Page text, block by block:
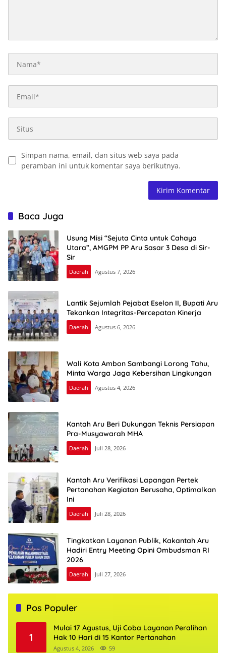
Simpan nama, email, dan situs web saya pada
peramban ini untuk komentar saya berikutnya.
Baca Juga
Usung Misi “Sejuta Cinta untuk Cahaya
Utara”, AMGPM PP Aru Sasar 3 Desa di Sir-
Sir
Daerah Agustus 7, 2026
Lantik Sejumlah Pejabat Eselon II, Bupati Aru
Tekankan Integritas-Percepatan Kinerja
Daerah Agustus 6, 2026
Wali Kota Ambon Sambangi Lorong Tahu,
Minta Warga Jaga Kebersihan Lingkungan
Daerah Agustus 4, 2026
Kantah Aru Beri Dukungan Teknis Persiapan
Pra-Musyawarah MHA
Daerah Juli 28, 2026
Kantah Aru Verifikasi Lapangan Pertek
Pertanahan Kegiatan Berusaha, Optimalkan
Ini
Daerah Juli 28, 2026
Tingkatkan Layanan Publik, Kakantah Aru
Hadiri Entry Meeting Opini Ombudsman RI
2026
Daerah Juli 27, 2026
Pos Populer
1
Mulai 17 Agustus, Uji Coba Layanan Peralihan
Hak 10 Hari di 15 Kantor Pertanahan
Agustus 4, 2026 59